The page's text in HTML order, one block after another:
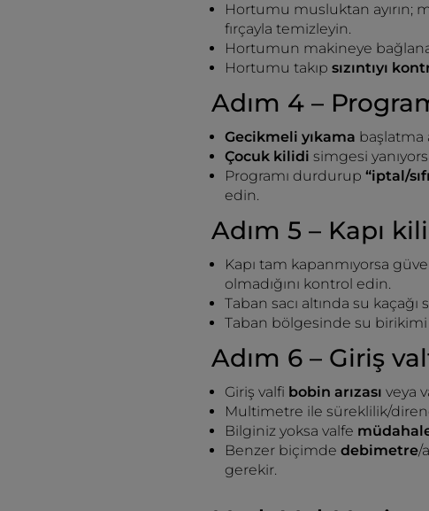
Hortumu musluktan ayırın;
fırçayla temizleyin.
Hortumun makineye
Hortumu takıp sızıntıyı
Adım 4 –
Gecikmeli yıkama başlatma
Çocuk kilidi simgesi
Programı durdurup “iptal/
edin.
Adım 5 – Kapı
Kapı tam kapanmıyorsa
olmadığını kontrol edin.
Taban sacı altında su
Taban bölgesinde su birikimi
Adım 6 – Giriş
Giriş valfi bobin arızası veya
Multimetre ile süreklilik/
Bilginiz yoksa valfe
Benzer biçimde debimetre/
gerekir.